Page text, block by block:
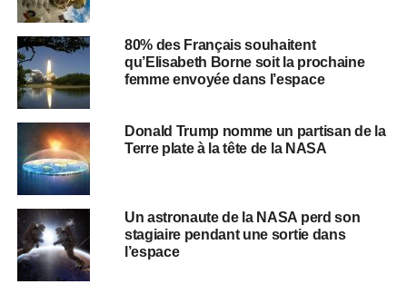
80% des Français souhaitent
qu’Elisabeth Borne soit la prochaine
femme envoyée dans l’espace
Donald Trump nomme un partisan de la
Terre plate à la tête de la NASA
Un astronaute de la NASA perd son
stagiaire pendant une sortie dans
l’espace